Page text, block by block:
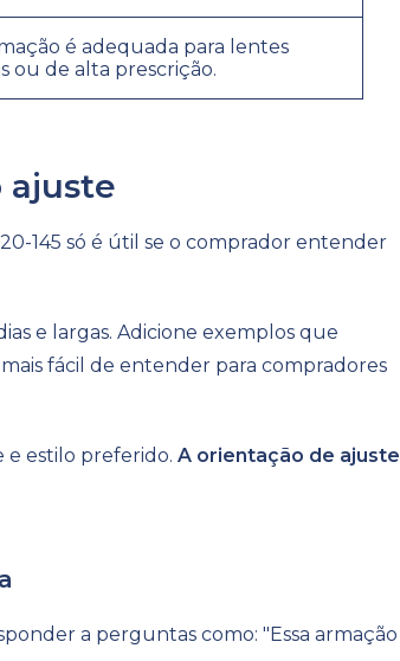
é adequada para lentes
ou de alta prescrição.
ajuste
145 só é útil se o comprador entender
e largas. Adicione exemplos que
fácil de entender para compradores
e estilo preferido. A orientação de ajuste
a perguntas como: "Essa armação